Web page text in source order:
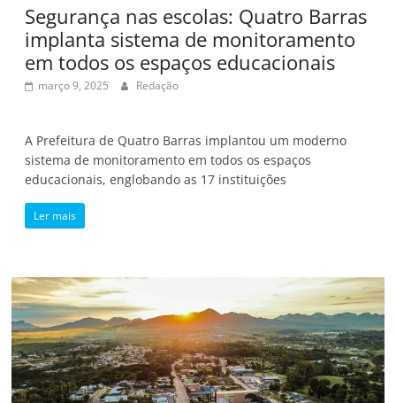
Segurança nas escolas: Quatro Barras
implanta sistema de monitoramento
em todos os espaços educacionais
março 9, 2025 Redação
A Prefeitura de Quatro Barras implantou um moderno
sistema de monitoramento em todos os espaços
educacionais, englobando as 17 instituições
Ler mais